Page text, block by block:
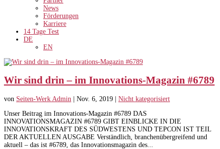
News
Förderungen
Karriere
14 Tage Test
DE
EN
Wir sind drin – im Innovations-Magazin #6789
von Seiten-Werk Admin Nov. 6, 2019
Nicht kategorisiert
Unser Beitrag im Innovations-Magazin #6789 DAS
INNOVATIONSMAGAZIN #6789 GIBT EINBLICKE IN DIE
INNOVATIONSKRAFT DES SÜDWESTENS UND TEPCON IST TEIL
DER AKTUELLEN AUSGABE Verständlich, branchenübergreifend und
aktuell – das ist #6789, das Innovationsmagazin des...